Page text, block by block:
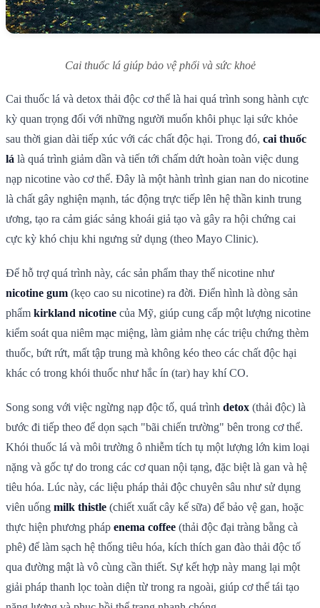
Cai thuốc lá giúp bảo vệ phổi và sức khoẻ
Cai thuốc lá và detox thải độc cơ thể là hai quá trình song hành cực
kỳ quan trọng đối với những người muốn khôi phục lại sức khỏe
sau thời gian dài tiếp xúc với các chất độc hại. Trong đó, cai thuốc
lá là quá trình giảm dần và tiến tới chấm dứt hoàn toàn việc dung
nạp nicotine vào cơ thể. Đây là một hành trình gian nan do nicotine
là chất gây nghiện mạnh, tác động trực tiếp lên hệ thần kinh trung
ương, tạo ra cảm giác sảng khoái giả tạo và gây ra hội chứng cai
cực kỳ khó chịu khi ngưng sử dụng (theo Mayo Clinic).
Để hỗ trợ quá trình này, các sản phẩm thay thế nicotine như
nicotine gum (kẹo cao su nicotine) ra đời. Điển hình là dòng sản
phẩm kirkland nicotine của Mỹ, giúp cung cấp một lượng nicotine
kiểm soát qua niêm mạc miệng, làm giảm nhẹ các triệu chứng thèm
thuốc, bứt rứt, mất tập trung mà không kéo theo các chất độc hại
khác có trong khói thuốc như hắc ín (tar) hay khí CO.
Song song với việc ngừng nạp độc tố, quá trình detox (thải độc) là
bước đi tiếp theo để dọn sạch "bãi chiến trường" bên trong cơ thể.
Khói thuốc lá và môi trường ô nhiễm tích tụ một lượng lớn kim loại
nặng và gốc tự do trong các cơ quan nội tạng, đặc biệt là gan và hệ
tiêu hóa. Lúc này, các liệu pháp thải độc chuyên sâu như sử dụng
viên uống milk thistle (chiết xuất cây kế sữa) để bảo vệ gan, hoặc
thực hiện phương pháp enema coffee (thải độc đại tràng bằng cà
phê) để làm sạch hệ thống tiêu hóa, kích thích gan đào thải độc tố
qua đường mật là vô cùng cần thiết. Sự kết hợp này mang lại một
giải pháp thanh lọc toàn diện từ trong ra ngoài, giúp cơ thể tái tạo